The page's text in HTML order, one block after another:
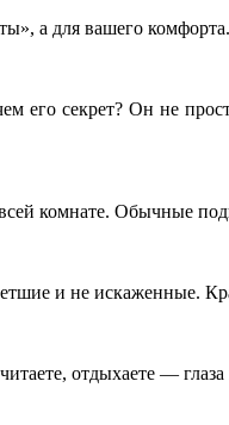
а для вашего комфорта.
его секрет? Он не
комнате. Обычные
и не искаженные.
отдыхаете — глаза